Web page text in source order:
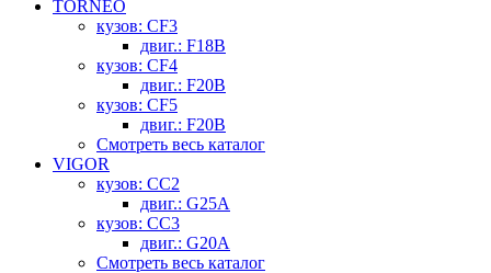
TORNEO
кузов: CF3
двиг.: F18B
кузов: CF4
двиг.: F20B
кузов: CF5
двиг.: F20B
Смотреть весь каталог
VIGOR
кузов: CC2
двиг.: G25A
кузов: CC3
двиг.: G20A
Смотреть весь каталог